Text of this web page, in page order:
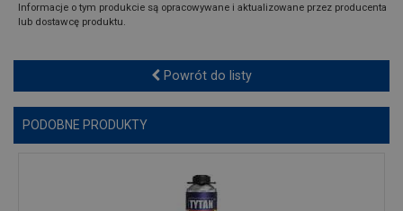
Informacje o tym produkcie są opracowywane i aktualizowane przez producenta
lub dostawcę produktu.
Powrót do listy
PODOBNE PRODUKTY